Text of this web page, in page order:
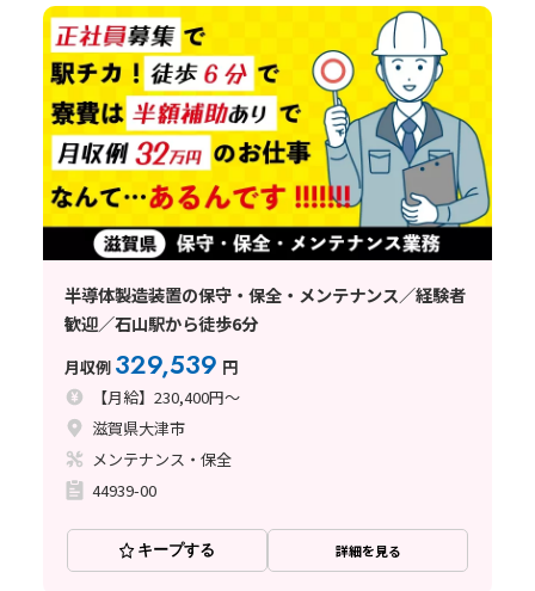
半導体製造装置の保守・保全・メンテナンス／経験者
歓迎／石山駅から徒歩6分
月収例 329,539 円
【月給】230,400円～
滋賀県大津市
メンテナンス・保全
44939-00
キープする 詳細を見る